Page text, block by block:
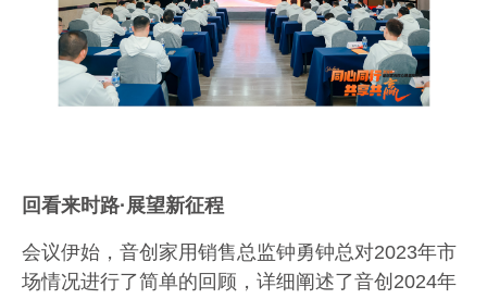
回看来时路·展望新征程
会议伊始，音创家用销售总监钟勇钟总对2023年市
场情况进行了简单的回顾，详细阐述了音创 2024年